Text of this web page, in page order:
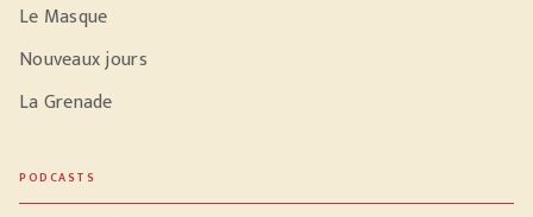
Le Masque
Nouveaux jours
La Grenade
PODCASTS